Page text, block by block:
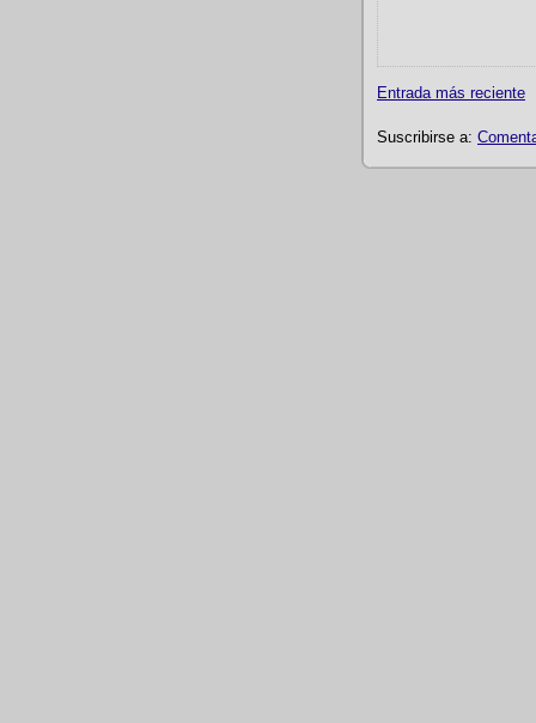
Entrada más reciente
Suscribirse a: